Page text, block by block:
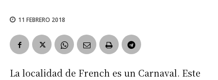
11 FEBRERO 2018
La localidad de French es un Carnaval. Este